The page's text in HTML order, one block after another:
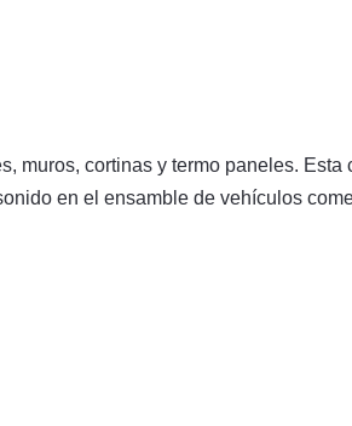
muros, cortinas y termo paneles. Esta
en el ensamble de vehículos